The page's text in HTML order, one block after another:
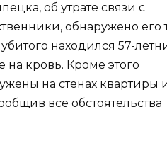
об утрате связи с
обнаружено его
находился 57-
кровь. Кроме этого
на стенах квартиры
все обстоятельства